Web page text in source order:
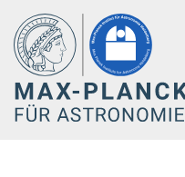
Hauptinhalt